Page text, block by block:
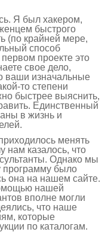
Я был хакером,
быстрого
(по крайней мере,
способ
проекте это
свое дело,
ваши изначальные
то степени
быстрее выяснить,
Единственный
в жизнь и
менять
нам казалось, что
Однако мы
программу было
она на нашем сайте.
нашей
вполне могли
что наше
которые
по каталогам.